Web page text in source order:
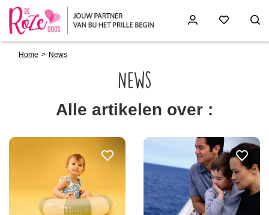
Home News
News
Alle artikelen over :